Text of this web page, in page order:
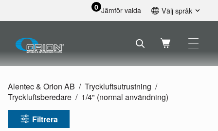
0 Jämför valda Välj språk
Svenska
Français
Nederlands
Русский
Alentec & Orion AB
Tryckluftsutrustning
Tryckluftsberedare
1/4" (normal användning)
Filtrera